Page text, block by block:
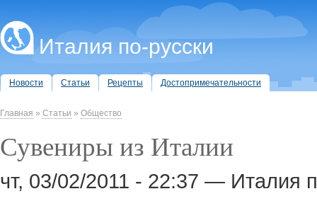
Италия по-русски
Новости Статьи Рецепты Достопримечательности
Главная » Статьи » Общество
Сувениры из Италии
чт, 03/02/2011 - 22:37 — Италия